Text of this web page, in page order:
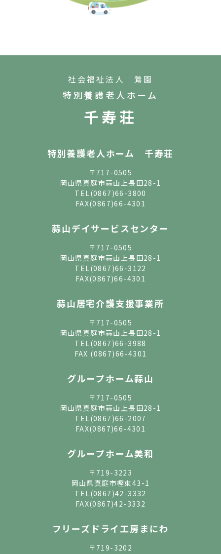
社会福祉法人 鶯園
特別養護老人ホーム
千寿荘
特別養護老人ホーム 千寿荘
〒717-0505
岡山県真庭市蒜山上長田28-1
TEL (0867)66-3800
FAX(0867)66-4301
蒜山デイサービスセンター
〒717-0505
岡山県真庭市蒜山上長田28-1
TEL (0867)66-3122
FAX(0867)66-4301
蒜山居宅介護支援事業所
〒717-0505
岡山県真庭市蒜山上長田28-1
TEL (0867)66-3988
FAX (0867)66-4301
グループホーム蒜山
〒717-0505
岡山県真庭市蒜山上長田28-1
TEL (0867)66-2007
FAX(0867)66-4301
グループホーム美和
〒719-3223
岡山県真庭市樫東43-1
TEL (0867)42-3332
FAX(0867)42-3332
フリーズドライ工房まにわ
〒719-3202